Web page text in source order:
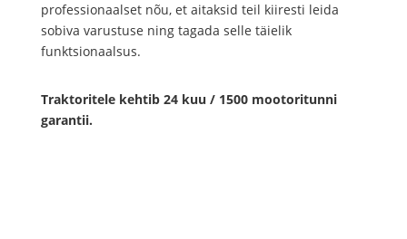
professionaalset nõu, et aitaksid teil kiiresti leida
sobiva varustuse ning tagada selle täielik
funktsionaalsus.
Traktoritele kehtib 24 kuu / 1500 mootoritunni
garantii.